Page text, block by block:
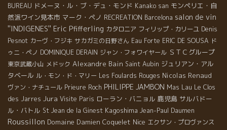
BUREAU ドメーヌ・ル・ブ・デュ・モンド Kanako san モンペリエ・自
然派ワイン見本市 マーク・ペノ RECREATION Barcelona salon de vin
''INDIGENES'' Eric Pfifferling カタロニア フィリップ・カリーユ Denis
Pesnot カーヴ・フジキ サカガミの日野さん Eau Forte ERIC DE SOUSA ド
ゥニ・ペノ DOMINIQUE DERAIN ジャン・フォワイヤール ＳＴＣグループ
東京武蔵小山 メドック Alexandre Bain Saint Aubin ジュリアン・アル
タベール ル・モン・ド・マリー Les Foulards Rouges Nicolas Renaud
ヴァン・ナチュール Prieure Roch PHILIPPE JAMBON Mas Lau Le Clos
des Jarres Jura Visite Paris ローラン・バニョル 鹿児島 サルバドー
ル・バトル St Jean de la Ginest Kagoshima Jean-Paul Daumen
Roussillon Domaine Damien Coquelet Nice エクサン・プロヴァンス